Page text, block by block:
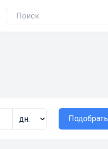
Подобрать